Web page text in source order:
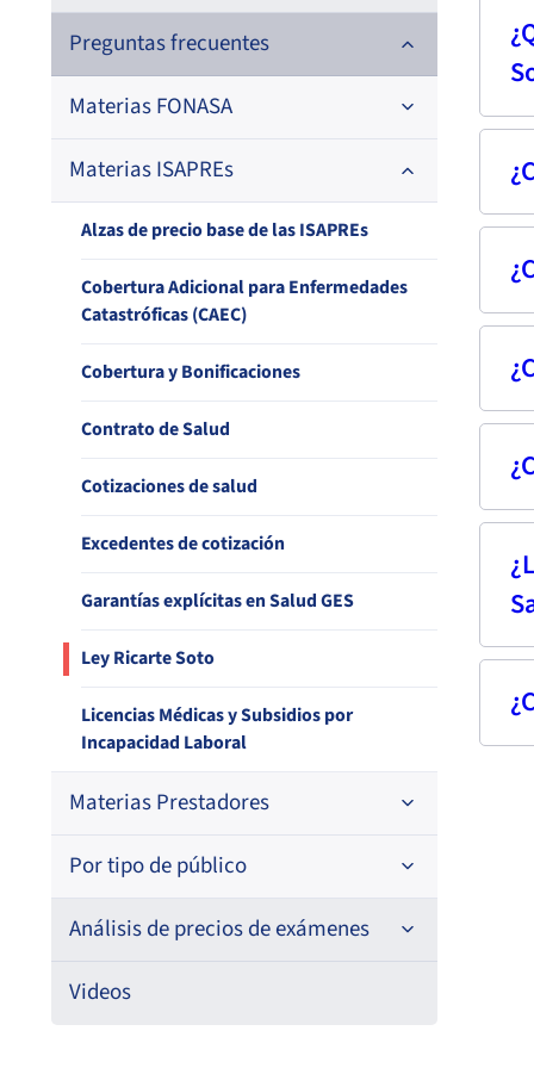
Preguntas frecuentes
Materias FONASA
Afiliación y Desafiliación
Cobertura y Bonificaciones
Cotizaciones de Salud
Incapacidad Laboral
Seguro catastrófico
Materias ISAPREs
Alzas de precio base de las ISAPREs
Cobertura Adicional para Enfermedades
Catastróficas (CAEC)
Cobertura y Bonificaciones
Contrato de Salud
Cotizaciones de salud
Excedentes de cotización
Garantías explícitas en Salud GES
Ley Ricarte Soto
Licencias Médicas y Subsidios por
Incapacidad Laboral
Materias Prestadores
Acreditación de Prestadores
Convenios de colaboración
Ley de cheque en garantía
Por tipo de público
Beneficiarios FONASA
Beneficiarios ISAPREs
Análisis de precios de exámenes
Explorador de precios de exámenes
Videos
La
los
que
de
El
El
un
de
que
(los